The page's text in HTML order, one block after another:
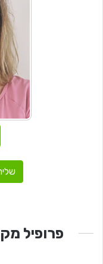
פרופיל